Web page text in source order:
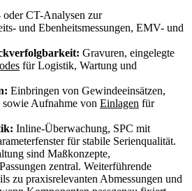
oder CT-Analysen zur
und Ebenheitsmessungen, EMV- und
Gravuren, eingelegte
für Logistik, Wartung und
Einbringen von Gewindeeinsätzen,
sowie Aufnahme von Einlagen für
Inline-Überwachung, SPC mit
für stabile Serienqualität.
sind Maßkonzepte,
zentral. Weiterführende
zu praxisrelevanten Abmessungen und